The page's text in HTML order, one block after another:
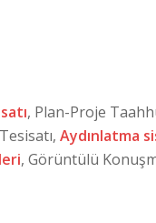
, Plan-Proje
Aydınlatma
, Görüntülü